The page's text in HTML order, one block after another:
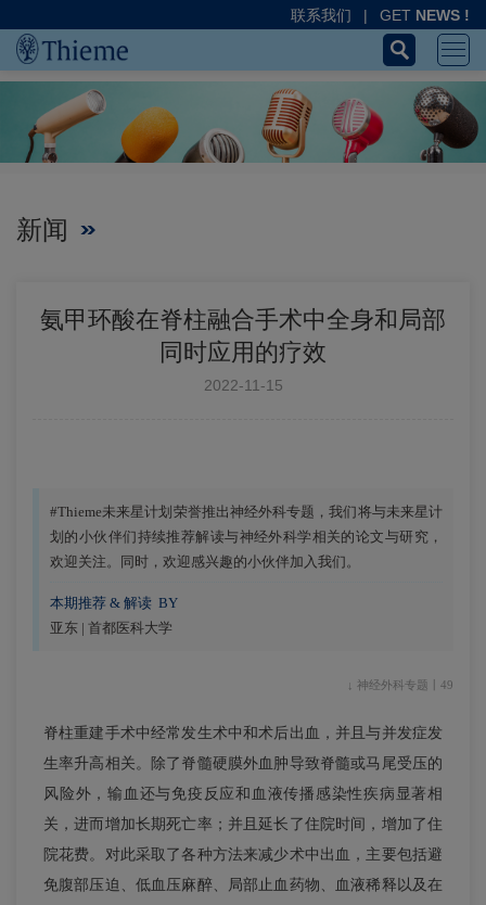
联系我们 | GET NEWS !
新闻
氨甲环酸在脊柱融合手术中全身和局部
同时应用的疗效
2022-11-15
#Thieme未来星计划荣誉推出神经外科专题，我们将与未来星计
划的小伙伴们持续推荐解读与神经外科学相关的论文与研究，
欢迎关注。同时，欢迎感兴趣的小伙伴加入我们。
本期推荐 & 解读 BY
亚东 | 首都医科大学
↓ 神经外科专题丨49
脊柱重建手术中经常发生术中和术后出血，并且与并发症发
生率升高相关。除了脊髓硬膜外血肿导致脊髓或马尾受压的
风险外，输血还与免疫反应和血液传播感染性疾病显著相
关，进而增加长期死亡率；并且延长了住院时间，增加了住
院花费。对此采取了各种方法来减少术中出血，主要包括避
免腹部压迫、低血压麻醉、局部止血药物、血液稀释以及在